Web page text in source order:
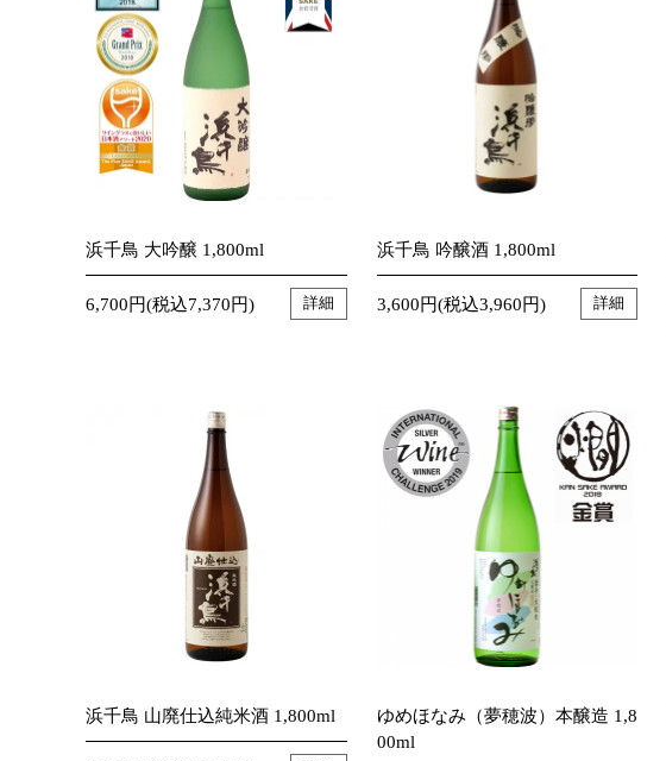
浜千鳥 大吟醸 1,800ml
6,700円(税込7,370円) 詳細
浜千鳥 吟醸酒 1,800ml
3,600円(税込3,960円) 詳細
浜千鳥 山廃仕込純米酒 1,800ml
ゆめほなみ（夢穂波）本醸造 1,8
00ml